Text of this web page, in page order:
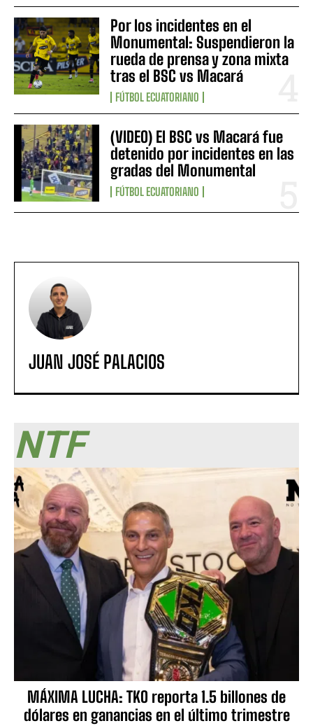
Por los incidentes en el
Monumental: Suspendieron la
rueda de prensa y zona mixta
tras el BSC vs Macará
FÚTBOL ECUATORIANO
(VIDEO) El BSC vs Macará fue
detenido por incidentes en las
gradas del Monumental
FÚTBOL ECUATORIANO
JUAN JOSÉ PALACIOS
NTF
MÁXIMA LUCHA: TKO reporta 1.5 billones de
dólares en ganancias en el último trimestre